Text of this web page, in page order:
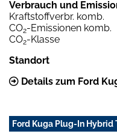
Verbrauch und
Kraftstoffverbr. komb.
CO2-Emissionen komb.
CO2-Klasse
Standort
Details zum Ford
Ford Kuga Plug-In